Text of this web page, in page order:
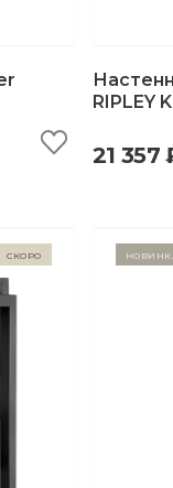
RIPLEY
21 357
Скоро